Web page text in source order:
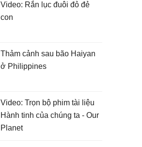
Video: Rắn lục đuôi đỏ đẻ
con
Thảm cảnh sau bão Haiyan
ở Philippines
Video: Trọn bộ phim tài liệu
Hành tinh của chúng ta - Our
Planet